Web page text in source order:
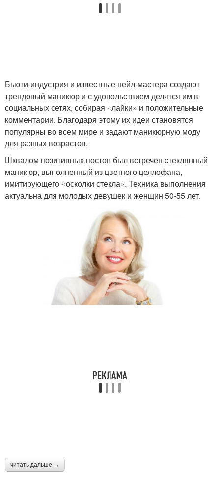
Женщина в разных
возрастах
Мода для женщин
Успешная женщина
Спорт-шик для женщин Образа для женщины
Мода для сорокалетних
Летняя одежда
Тенденции для женщин Шик для женщин
Бьюти-индустрия и известные нейл-мастера создают
трендовый маникюр и с удовольствием делятся им в
социальных сетях, собирая «лайки» и положительные
комментарии. Благодаря этому их идеи становятся
популярны во всем мире и задают маникюрную моду
для разных возрастов.
Шквалом позитивных постов был встречен стеклянный
маникюр, выполненный из цветного целлофана,
имитирующего «осколки стекла». Техника выполнения
актуальна для молодых девушек и женщин 50-55 лет.
читать дальше →